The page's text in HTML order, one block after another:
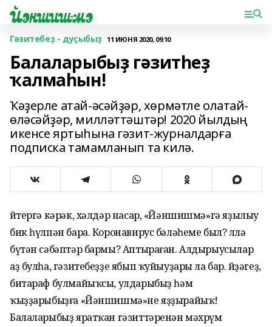
Гәзитебеҙ - дуҫыбыҙ 11 ИЮНЯ 2020, 09:10
Балаларыбыҙ гәзитһеҙ
ҡалмаһын!
Ҡәҙерле атай-әсәйҙәр, хөрмәтле олатай-
өләсәй­ҙәр, милләттәштәр! 2020 йыл­дың
икенсе яртыһына гәзит-журналдарға
подписка тамамланып та килә.
Әйтергә кәрәк, хәлдәр насар, «Йәншишмә»гә яҙылыу
бик һүлпән бара. Коронавирус бәләһеме был? Әллә
бүтән сәбәптәр бармы? Аптыраған. Алдырыусылар
аҙ булһа, гәзитебеҙҙе ябып ҡуйыуҙары ла бар. Әйҙәгеҙ,
битараф булмайыҡсы, улдарыбыҙ һәм
ҡыҙҙарыбыҙға «Йәншишмә»не яҙҙырайыҡ!
Балаларыбыҙ яратҡан гәзиттәренән мәхрүм